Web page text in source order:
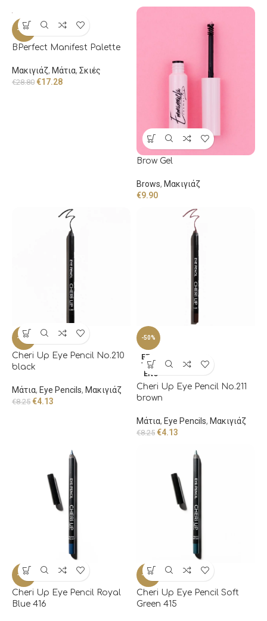
-40%
BPerfect Manifest Palette
Μακιγιάζ, Μάτια, Σκιές
€28.80 €17.28
Brow Gel
Brows, Μακιγιάζ
€9.90
-50%
Cheri Up Eye Pencil No.210
black
Μάτια, Eye Pencils, Μακιγιάζ
€8.25 €4.13
-50%
ΕΞΑΝ
ΤΛΗΜ
ΈΝΟ
Cheri Up Eye Pencil No.211
brown
Μάτια, Eye Pencils, Μακιγιάζ
€8.25 €4.13
-50%
Cheri Up Eye Pencil Royal
Blue 416
-50%
Cheri Up Eye Pencil Soft
Green 415